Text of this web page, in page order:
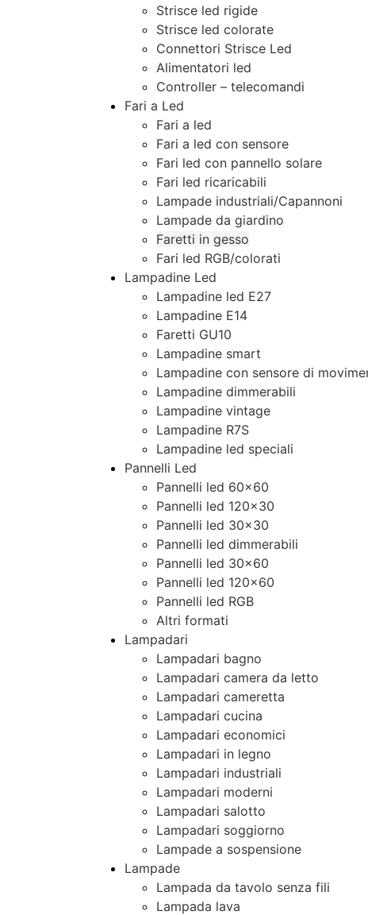
Strisce led rigide
Strisce led colorate
Connettori Strisce Led
Alimentatori led
Controller – telecomandi
Fari a Led
Fari a led
Fari a led con sensore
Fari led con pannello solare
Fari led ricaricabili
Lampade industriali/Capannoni
Lampade da giardino
Faretti in gesso
Fari led RGB/colorati
Lampadine Led
Lampadine led E27
Lampadine E14
Faretti GU10
Lampadine smart
Lampadine con sensore di
Lampadine dimmerabili
Lampadine vintage
Lampadine R7S
Lampadine led speciali
Pannelli Led
Pannelli led 60×60
Pannelli led 120×30
Pannelli led 30×30
Pannelli led dimmerabili
Pannelli led 30×60
Pannelli led 120×60
Pannelli led RGB
Altri formati
Lampadari
Lampadari bagno
Lampadari camera da letto
Lampadari cameretta
Lampadari cucina
Lampadari economici
Lampadari in legno
Lampadari industriali
Lampadari moderni
Lampadari salotto
Lampadari soggiorno
Lampade a sospensione
Lampade
Lampada da tavolo senza fili
Lampada lava